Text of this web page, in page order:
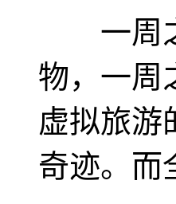
一周之
物，一周
虚拟旅游
奇迹。而